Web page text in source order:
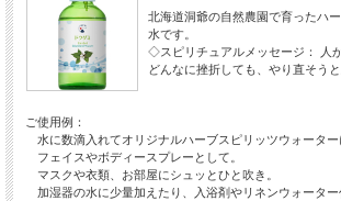
北海道洞爺の自然農園で育ったハ
水です。
◇スピリチュアルメッセージ： 人
どんなに挫折しても、やり直そう
ご使用例：
水に数滴入れてオリジナルハーブスピリッツウォーター
フェイスやボディースプレーとして。
マスクや衣類、お部屋にシュッとひと吹き。
加湿器の水に少量加えたり、入浴剤やリネンウォーター